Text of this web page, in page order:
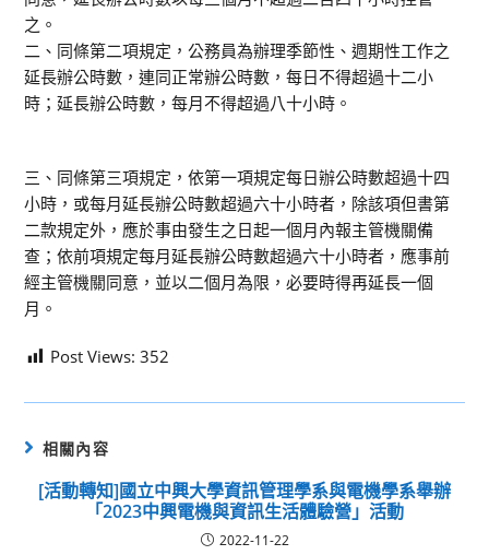
之。
二、同條第二項規定，公務員為辦理季節性、週期性工作之
延長辦公時數，連同正常辦公時數，每日不得超過十二小
時；延長辦公時數，每月不得超過八十小時。
三、同條第三項規定，依第一項規定每日辦公時數超過十四
小時，或每月延長辦公時數超過六十小時者，除該項但書第
二款規定外，應於事由發生之日起一個月內報主管機關備
查；依前項規定每月延長辦公時數超過六十小時者，應事前
經主管機關同意，並以二個月為限，必要時得再延長一個
月。
Post Views: 352
相關內容
[活動轉知]國立中興大學資訊管理學系與電機學系舉辦
「2023中興電機與資訊生活體驗營」活動
2022-11-22